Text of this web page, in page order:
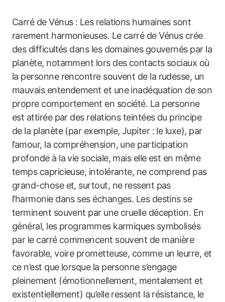
Carré de Vénus : Les relations humaines sont
rarement harmonieuses. Le carré de Vénus crée
des difficultés dans les domaines gouvernés par la
planète, notamment lors des contacts sociaux où
la personne rencontre souvent de la rudesse, un
mauvais entendement et une inadéquation de son
propre comportement en société. La personne
est attirée par des relations teintées du principe
de la planète (par exemple, Jupiter : le luxe), par
l’amour, la compréhension, une participation
profonde à la vie sociale, mais elle est en même
temps capricieuse, intolérante, ne comprend pas
grand-chose et, surtout, ne ressent pas
l’harmonie dans ses échanges. Les destins se
terminent souvent par une cruelle déception. En
général, les programmes karmiques symbolisés
par le carré commencent souvent de manière
favorable, voire prometteuse, comme un leurre, et
ce n’est que lorsque la personne s’engage
pleinement (émotionnellement, mentalement et
existentiellement) qu’elle ressent la résistance, le